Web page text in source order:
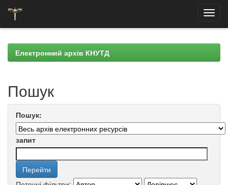
navigationЕлектронний архів КНУТД
Пошук
Пошук:
запит